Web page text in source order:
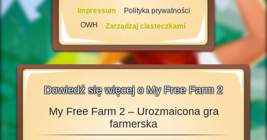
Impressum
Polityka prywatności
OWH
Zarządzaj ciasteczkami
Dowiedź się więcej o My Free Farm 2
My Free Farm 2 – Urozmaicona gra
farmerska